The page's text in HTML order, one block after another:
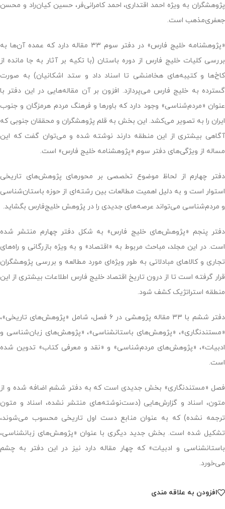
پژوهشگران به ویژه احمد اقتداری، احمد کامرانی‌فر، حسین کیان‌راد و محسن
جعفری‌مذهب است.
«پژوهشنامه خلیج فارس» در دفتر سوم ۳۳ مقاله دارد که عمده آن‌ها به
بررسی کلیات خلیج فارس از دوره باستان (با تکیه بر آثار به جا مانده از
کاخ‌ها و کتیبه‌های هخامنشی تا اسناد داد و ستد اشکانیان) به صورت
گسترده به خلیج فارس می‌پردازد. افزون بر آن مقاله‌هایی در این دفتر با
عنوان «مردم‌شناسی» وجود دارد که باورها و فرهنگ مردم هرمزگان و جنوب
ایران را به تصویر می‌کشد. این بخش به قلم پژوهشگران و محققان جنوبی که
آگاهی بیشتری از این منطقه دارند نوشته شده و می‌توان گفت که این
مساله از ویژگی‌های دفتر سوم «پژوهشنامه خلیج فارس» است.
دفتر چهارم از لحاظ موضوع تخصصی بر محورهای پژوهش‌های تاریخی
استوار است و به دلیل اهمیت مطالعات بین رشته‌ای از حوزه باستان‌شناسی
و مردم‌شناسی می‌تواند عرصه‌های جدیدی را در پژوهش خلیج‌فارس بگشاید.
دفتر پنجم «پژوهش‌های خلیج فارس» به شکل دفتر چهارم منتشر شده
است. در این مجلد، مباحث مربوط به «اقتصاد» و به ویژه بازرگانی و راه‌های
تجاری و کالاهای مبادلاتی به طور ویژه‌ای مورد مطالعه و بررسی پژوهشگران
قرار گرفته است تا از درون تاریخ اقتصاد خلیج فارس اطلاعات بیشتری از این
منطقه استراتژیک کشف شود.
دفتر ششم با ۳۳ مقاله پژوهشی در ۶ فصل، شامل «پژوهش‌های تاریخی»،
«مستندنگاری»، «پژوهش‌های باستانشناسی»، «پژوهش‌های زبان‌شناسی و
ادبیات»، «پژوهش‌های مردم‌شناسی» و «نقد و معرفی کتاب» تدوین شده
است.
فصل «مستندنگاری» بخش جدیدی است که به دفتر ششم اضافه شده و از
متون، اسناد و گزارش‌هایی (دست‌نوشته‌های منتشر نشده، اسناد و متون
ترجمه نشده) که به عنوان منابع دست اول تاریخی محسوب می‌شوند،
تشکیل شده ‌است. بخش جدید دیگری با عنوان «پژوهش‌های زبانشناسی،
باستانشناسی و ادبیات» که چهار مقاله دارد نیز در این دفتر به چشم
می‌خورد.
افزودن به علاقه مندی